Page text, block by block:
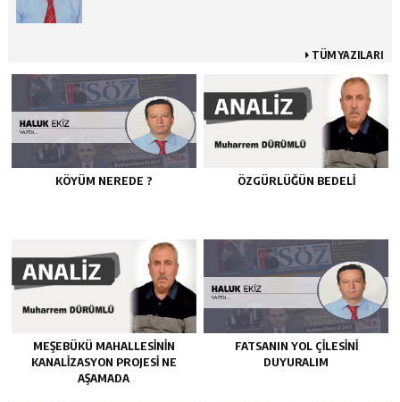
TÜM YAZILARI
KÖYÜM NEREDE ? ÖZGÜRLÜĞÜN BEDELİ
MEŞEBÜKÜ MAHALLESİNİN
KANALİZASYON PROJESİ NE
AŞAMADA
FATSANIN YOL ÇİLESİNİ
DUYURALIM